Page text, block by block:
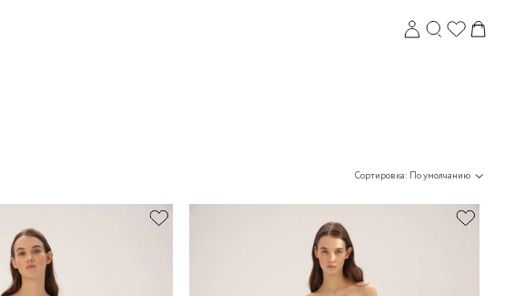
Сортировка: По умолчанию